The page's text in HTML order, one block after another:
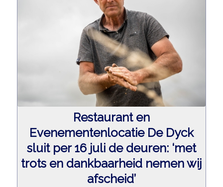
Restaurant en
Evenementenlocatie De Dyck
sluit per 16 juli de deuren: ‘met
trots en dankbaarheid nemen wij
afscheid’